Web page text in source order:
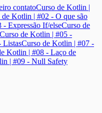
contatoCurso de Kotlin |
de Kotlin | #02 - O que são
Expressão If/elseCurso de
Curso de Kotlin | #05 -
ListasCurso de Kotlin | #07 -
Kotlin | #08 - Laço de
| #09 - Null Safety